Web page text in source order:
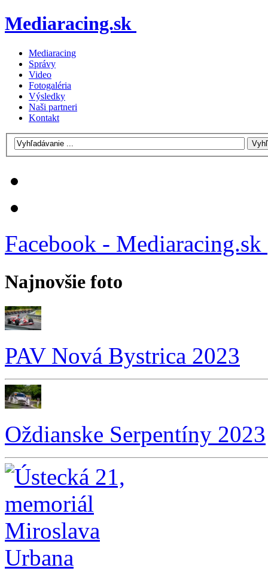
Mediaracing.sk
Mediaracing
Správy
Video
Fotogaléria
Výsledky
Naši partneri
Kontakt
Facebook - Mediaracing.sk
Najnovšie foto
PAV Nová Bystrica 2023
Oždianske Serpentíny 2023